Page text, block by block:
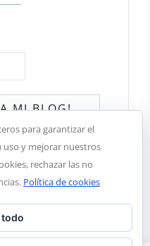
de
para garantizar el
y mejorar nuestros
rechazar las no
Política de cookies